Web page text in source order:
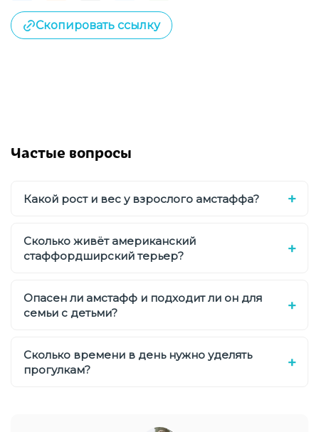
Скопировать ссылку
Частые вопросы
Какой рост и вес у взрослого амстаффа?
Сколько живёт американский
стаффордширский терьер?
Опасен ли амстафф и подходит ли он для
семьи с детьми?
Сколько времени в день нужно уделять
прогулкам?